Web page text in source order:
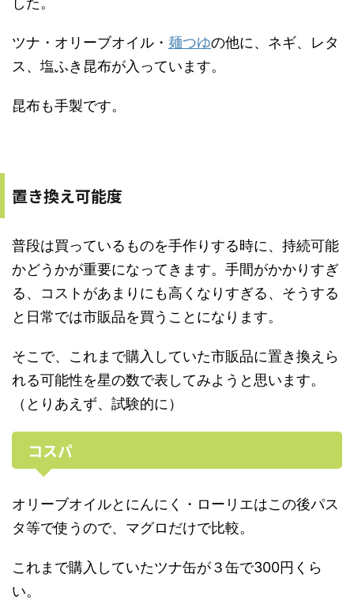
ツナ・オリーブオイル・ 麺つゆの他に、ネギ、レタ
ス、塩ふき昆布が入っています。
昆布も手製です。
置き換え可能度
普段は買っているものを手作りする時に、持続可能
かどうかが重要になってきます。手間がかかりすぎ
る、コストがあまりにも高くなりすぎる、そうする
と日常では市販品を買うことになります。
そこで、これまで購入していた市販品に置き換えら
れる可能性を星の数で表してみようと思います。
（とりあえず、試験的に）
コスパ
オリーブオイルとにんにく・ローリエはこの後パス
タ等で使うので、マグロだけで比較。
これまで購入していたツナ缶が３缶で300円くら
い。